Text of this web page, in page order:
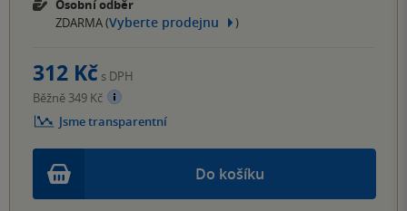
Osobní odběr
ZDARMA (Vyberte prodejnu )
Do košíku
312 Kč s DPH
Běžně 349 Kč
Jsme transparentní